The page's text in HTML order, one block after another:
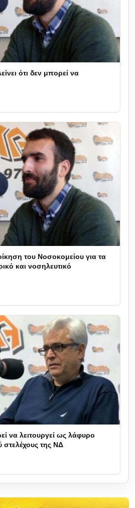
ότι δεν μπορεί να
του Νοσοκομείου για τα
και νοσηλευτικό
να λειτουργεί ως λάφυρο
στελέχους της ΝΔ